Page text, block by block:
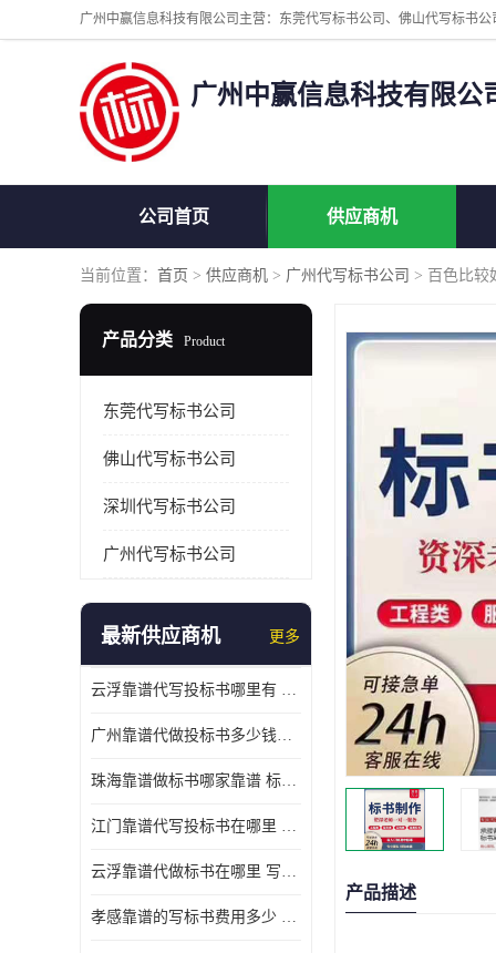
广州中赢信息科技有限公
公司首页 供应商机
当前位置： 首页 > 供应商机 > 广州代写标书公司 > 百色比较
产品分类 Product
东莞代写标书公司
佛山代写标书公司
深圳代写标书公司
广州代写标书公司
最新供应商机 更多
云浮靠谱代写投标书哪里有 标书打印注意事项
广州靠谱代做投标书多少钱一份 标书废标原因
珠海靠谱做标书哪家靠谱 标书好写吗
江门靠谱代写投标书在哪里 标书好写吗
云浮靠谱代做标书在哪里 写一份标书多少钱
孝感靠谱的写标书费用多少 标书怎么做
产品描述